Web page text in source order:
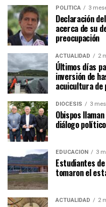
POLÍTICA 3
Declaración
acerca de su
preocupación
ACTUALIDAD 2
Últimos días
inversión de
acuicultura de
DIÓCESIS 3
Obispos
diálogo
EDUCACIÓN 3
Estudiantes
tomaron el
ACTUALIDAD 2